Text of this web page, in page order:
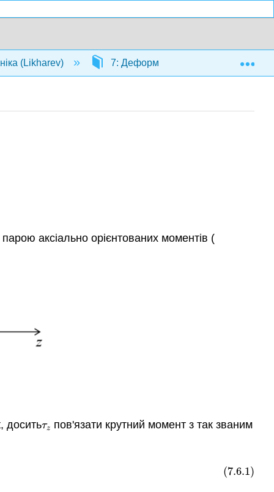
(Likharev) 7: Деформації та еластичність
аксіально орієнтованих моментів (
доситьτz
τz пов'язати крутний момент з так званим
(7.6.1)